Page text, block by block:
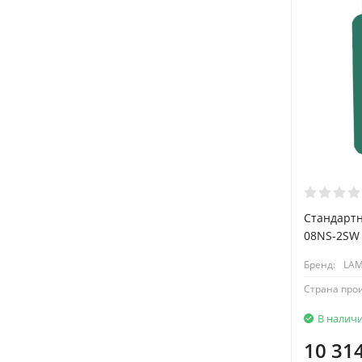
08NS-2SW
Бренд:
Страна
В
10